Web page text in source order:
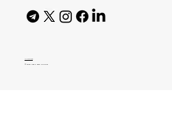
AI Policy
© 2026 High Bar Journal